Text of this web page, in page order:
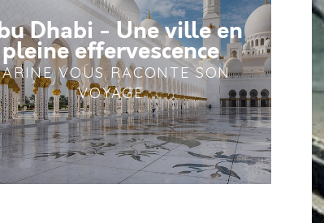
Dhabi - Une ville en
pleine effervescence
VOUS RACONTE SON
VOYAGE